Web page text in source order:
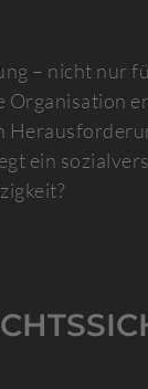
– nicht nur
ein